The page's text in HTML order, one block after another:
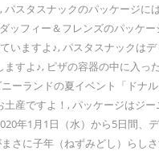
タスナックのパッケージ
フィー＆フレンズのパッケ
ますよ♪, パスタスナックは
よ♪, ピザの容器の中に入
ランドの夏イベント「ド
産ですよ！, パッケージはジ
年1月1日（水）から5日間
に子年（ねずみどし）らし